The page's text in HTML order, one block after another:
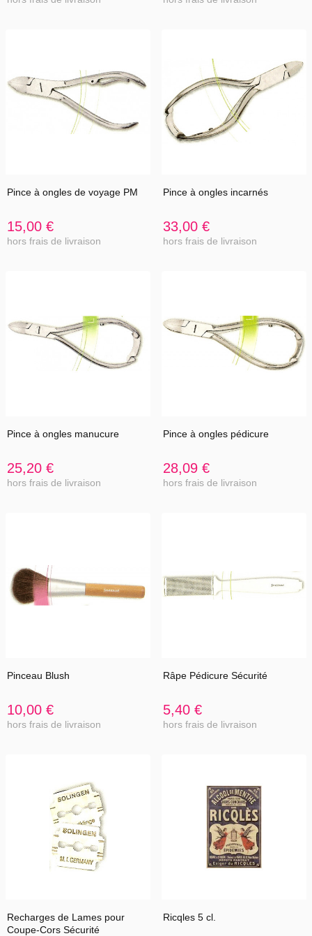
Pince à ongles de voyage PM
15,00 €
hors frais de livraison
Pince à ongles incarnés
33,00 €
hors frais de livraison
Pince à ongles manucure
25,20 €
hors frais de livraison
Pince à ongles pédicure
28,09 €
hors frais de livraison
Pinceau Blush
10,00 €
hors frais de livraison
Râpe Pédicure Sécurité
5,40 €
hors frais de livraison
Recharges de Lames pour
Coupe-Cors Sécurité
Ricqles 5 cl.